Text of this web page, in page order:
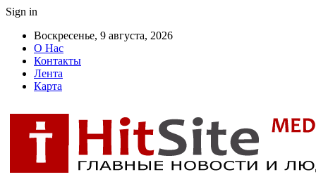
Sign in
Воскресенье, 9 августа, 2026
О Нас
Контакты
Лента
Карта